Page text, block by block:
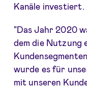
Kanäle investiert.
"Das Jahr 2020
dem die Nutzung
wurde es für
mit unseren